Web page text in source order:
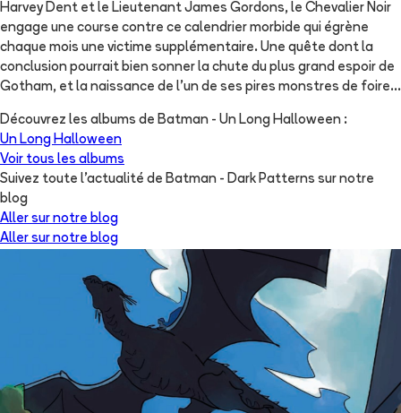
Harvey Dent et le Lieutenant James Gordons, le Chevalier Noir
engage une course contre ce calendrier morbide qui égrène
chaque mois une victime supplémentaire. Une quête dont la
conclusion pourrait bien sonner la chute du plus grand espoir de
Gotham, et la naissance de l'un de ses pires monstres de foire...
Découvrez les albums de Batman - Un Long Halloween :
Un Long Halloween
Voir tous les albums
Suivez toute l'actualité de Batman - Dark Patterns sur notre
blog
Aller sur notre blog
Aller sur notre blog